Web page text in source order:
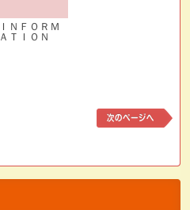
ＩＮＦＯＲＭ
ＡＴＩＯＮ
の
記